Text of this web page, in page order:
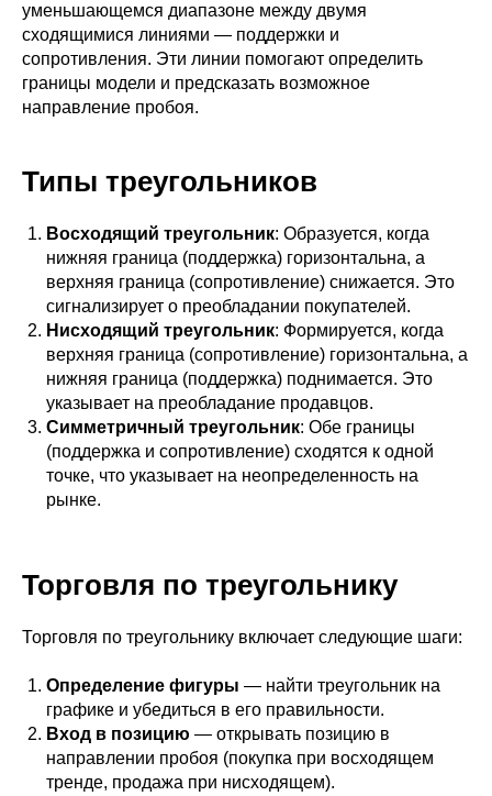
уменьшающемся диапазоне между двумя
сходящимися линиями — поддержки и
сопротивления. Эти линии помогают определить
границы модели и предсказать возможное
направление пробоя.
Типы треугольников
Восходящий треугольник: Образуется, когда
нижняя граница (поддержка) горизонтальна, а
верхняя граница (сопротивление) снижается. Это
сигнализирует о преобладании покупателей.
Нисходящий треугольник: Формируется, когда
верхняя граница (сопротивление) горизонтальна, а
нижняя граница (поддержка) поднимается. Это
указывает на преобладание продавцов.
Симметричный треугольник: Обе границы
(поддержка и сопротивление) сходятся к одной
точке, что указывает на неопределенность на
рынке.
Торговля по треугольнику
Торговля по треугольнику включает следующие шаги:
Определение фигуры — найти треугольник на
графике и убедиться в его правильности.
Вход в позицию — открывать позицию в
направлении пробоя (покупка при восходящем
тренде, продажа при нисходящем).